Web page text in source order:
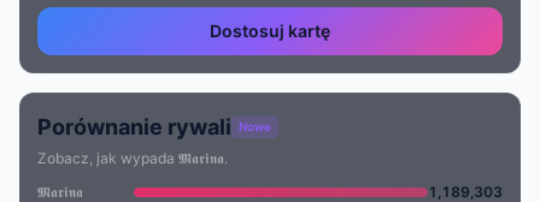
Dostosuj kartę
Porównanie rywali Nowe
Zobacz, jak wypada 𝕸𝖆𝖗𝖎𝖓𝖆.
𝕸𝖆𝖗𝖎𝖓𝖆
1,189,303